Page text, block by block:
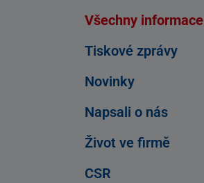
Všechny informace
Tiskové zprávy
Novinky
Napsali o nás
Život ve firmě
CSR